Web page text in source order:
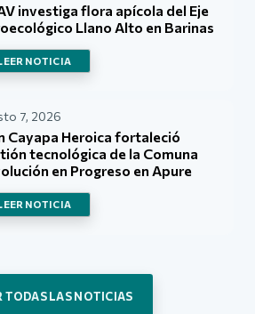
investiga flora apícola del Eje
Llano Alto en Barinas
NOTICIA
7, 2026
Cayapa Heroica fortaleció
tecnológica de la Comuna
en Progreso en Apure
NOTICIA
TODAS LAS NOTICIAS